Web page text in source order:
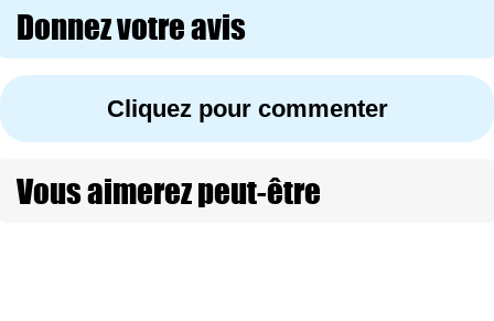
Donnez votre avis
Cliquez pour commenter
Vous aimerez peut-être